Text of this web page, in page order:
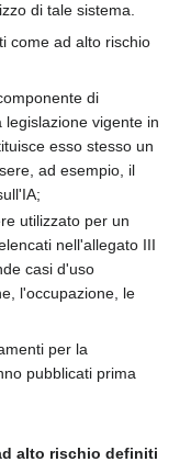
di tale sistema.
come ad alto rischio
di
vigente in
esso stesso un
ad esempio, il
utilizzato per un
nell'allegato III
casi d'uso
l'occupazione, le
per la
pubblicati prima
alto rischio definiti